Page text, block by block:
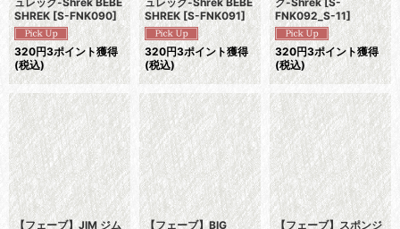
SHREK [S-FNK090]
320円3ポイント獲得
(税込)
SHREK [S-FNK091]
320円3ポイント獲得
(税込)
FNK092_S-11]
320円3ポイント獲得
(税込)
【フェーブ】JIM ジム
【フェーブ】BIG
【フェーブ】スポンジ